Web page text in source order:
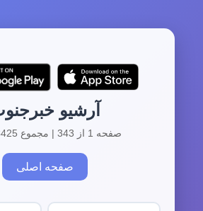
آرشیو
صفحه 1 از 343 | مجموع 3425 آرشیو
صفحه اصلی